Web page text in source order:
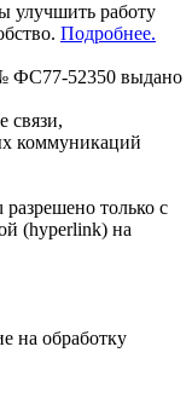
улучшить работу
Подробнее.
ФС77-52350 выдано
связи,
коммуникаций
только с
(hyperlink) на
на обработку